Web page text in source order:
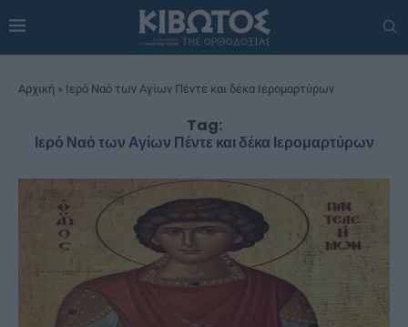
Αρχική » Ιερό Ναό των Αγίων Πέντε και δέκα Ιερομαρτύρων
Tag:
Ιερό Ναό των Αγίων Πέντε και δέκα Ιερομαρτύρων